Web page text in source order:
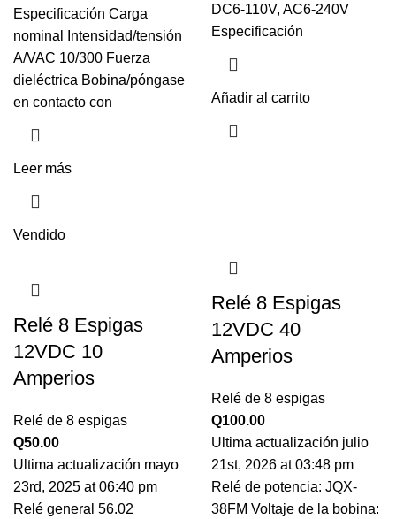
Especificación Carga
nominal Intensidad/tensión
A/VAC 10/300 Fuerza
dieléctrica Bobina/póngase
en contacto con
Leer más
DC6-110V, AC6-240V
Especificación
Añadir al carrito
Vendido
Relé 8 Espigas
12VDC 10
Amperios
Relé de 8 espigas
Q50.00
Ultima actualización mayo
23rd, 2025 at 06:40 pm
Relé general 56.02
Relé 8 Espigas
12VDC 40
Amperios
Relé de 8 espigas
Q100.00
Ultima actualización julio
21st, 2026 at 03:48 pm
Relé de potencia: JQX-
38FM Voltaje de la bobina: